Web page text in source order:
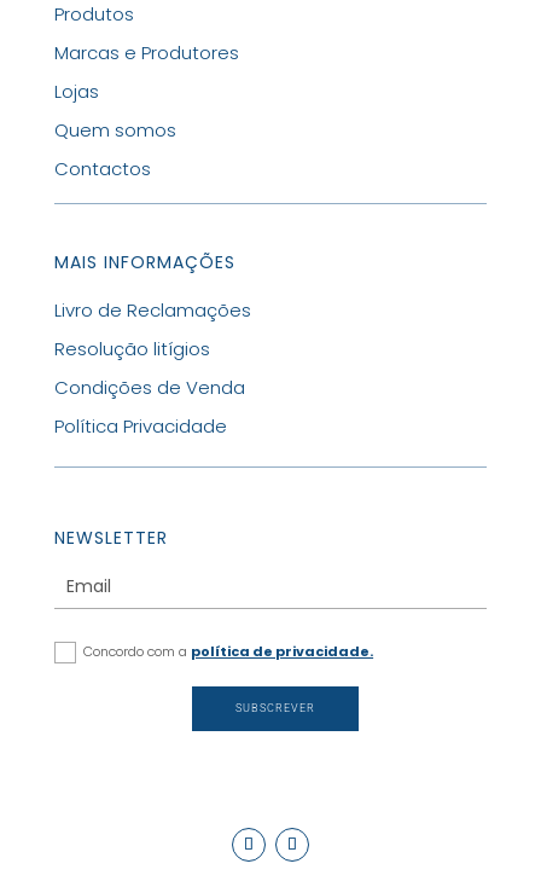
Produtos
Marcas e Produtores
Lojas
Quem somos
Contactos
MAIS INFORMAÇÕES
Livro de Reclamações
Resolução litígios
Condições de Venda
Política Privacidade
NEWSLETTER
Concordo com a política de privacidade.
SUBSCREVER